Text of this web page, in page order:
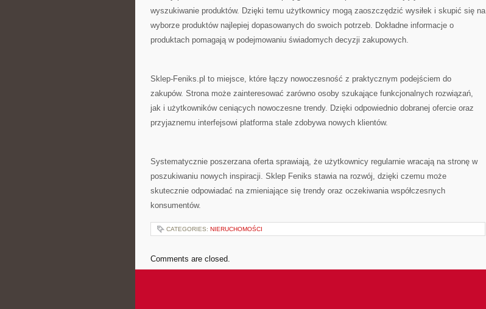
wyszukiwanie produktów. Dzięki temu użytkownicy mogą zaoszczędzić wysiłek i skupić się na
wyborze produktów najlepiej dopasowanych do swoich potrzeb. Dokładne informacje o
produktach pomagają w podejmowaniu świadomych decyzji zakupowych.
Sklep-Feniks.pl to miejsce, które łączy nowoczesność z praktycznym podejściem do
zakupów. Strona może zainteresować zarówno osoby szukające funkcjonalnych rozwiązań,
jak i użytkowników ceniących nowoczesne trendy. Dzięki odpowiednio dobranej ofercie oraz
przyjaznemu interfejsowi platforma stale zdobywa nowych klientów.
Systematycznie poszerzana oferta sprawiają, że użytkownicy regularnie wracają na stronę w
poszukiwaniu nowych inspiracji. Sklep Feniks stawia na rozwój, dzięki czemu może
skutecznie odpowiadać na zmieniające się trendy oraz oczekiwania współczesnych
konsumentów.
CATEGORIES: NIERUCHOMOŚCI
Comments are closed.